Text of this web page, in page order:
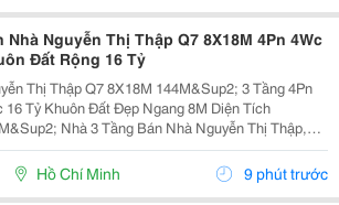
Nhà Nguyễn Thị Thập Q7 8X18M 4Pn 4Wc
Đất Rộng 16 Tỷ
Thị Thập Q7 8X18M 144M&Sup2; 3 Tầng 4Pn
16 Tỷ Khuôn Đất Đẹp Ngang 8M Diện Tích
Nhà 3 Tầng Bán Nhà Nguyễn Thị Thập,
7 Diện Tích 8X18M Tổng 144M&Sup2; Kết Cấu 3
Công Năng 4 Phòng Ngủ &Ndash; 4 Toilet. Điểm
Hồ Chí Minh 9 phút trước